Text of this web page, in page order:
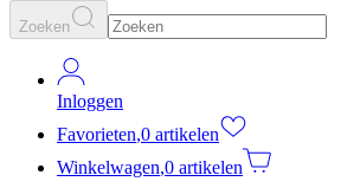
Zoeken
Inloggen
Favorieten,0 artikelen
Winkelwagen,0 artikelen